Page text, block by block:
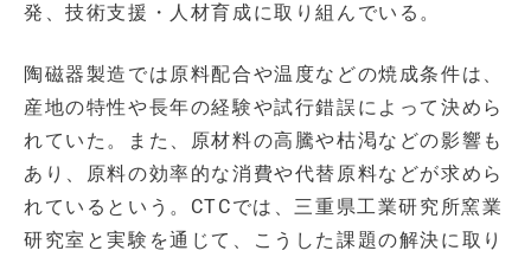
発、技術支援・人材育成に取り組んでいる。
陶磁器製造では原料配合や温度などの焼成条件は、
産地の特性や長年の経験や試行錯誤によって決めら
れていた。また、原材料の高騰や枯渇などの影響も
あり、原料の効率的な消費や代替原料などが求めら
れているという。CTCでは、三重県工業研究所窯業
研究室と実験を通じて、こうした課題の解決に取り